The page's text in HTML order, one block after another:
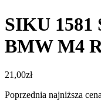
SIKU 1581
BMW M4
21,00zł
Poprzednia najniższa